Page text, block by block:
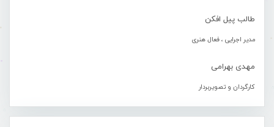
طالب پیل افکن
مدیر اجرایی ، فعال هنری
مهدی بهرامی
کارگردان و تصویربردار